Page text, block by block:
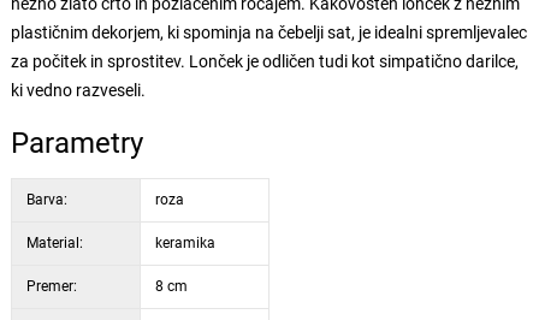
plastičnim dekorjem, ki spominja na čebelji sat, je idealni spremljevalec
za počitek in sprostitev. Lonček je odličen tudi kot simpatično darilce,
ki vedno razveseli.
Parametry
Barva: roza
Material: keramika
Premer: 8 cm